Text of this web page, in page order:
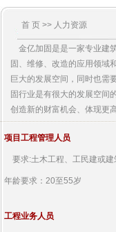
首 页 >> 人力资源
金亿加固是是一家专业建
固、维修、改造的应用领域
巨大的发展空间，同时也需
固行业是有很大的发展空间
创造新的财富机会、体现更
项目工程管理人员
要求:土木工程、工民建或建
年龄要求：20至55岁
工程业务人员